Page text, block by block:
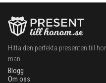
Hitta den perfekta presenten till
man.
Blogg
Om oss